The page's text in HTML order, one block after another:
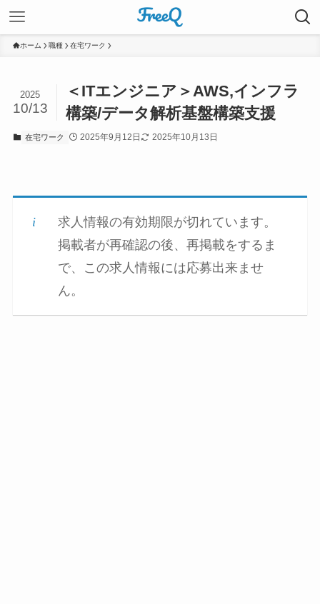
ホーム 職種 在宅ワーク
＜ITエンジニア＞AWS,インフラ
構築/データ解析基盤構築支援
2025
10/13
在宅ワーク 2025年9月12日 2025年10月13日
求人情報の有効期限が切れています。
掲載者が再確認の後、再掲載をするま
で、この求人情報には応募出来ませ
ん。